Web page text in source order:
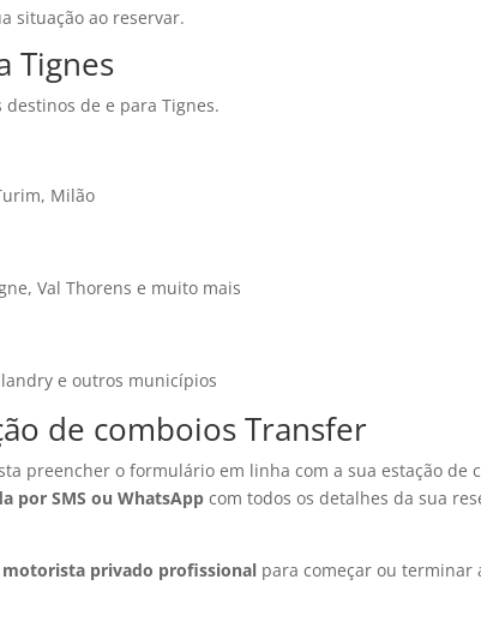
situação ao reservar.
Tignes
destinos de e para Tignes.
Milão
Val Thorens e muito mais
e outros municípios
de comboios Transfer
preencher o formulário em linha com a sua estação de
por SMS ou WhatsApp com todos os detalhes da sua
motorista privado profissional para começar ou terminar